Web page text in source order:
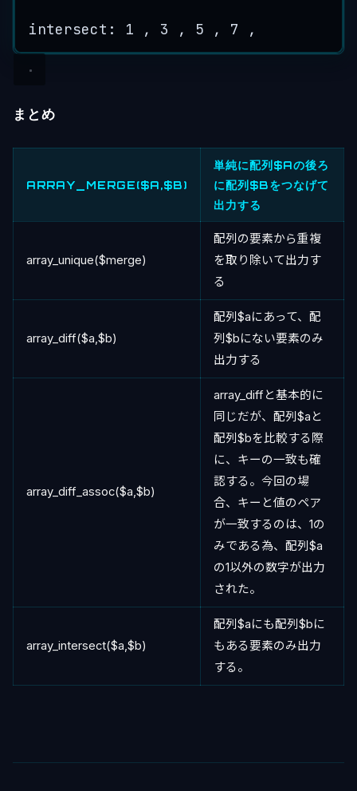
intersect: 1 , 3 , 5 , 7 ,
まとめ
ARRAY_MERGE($A,$B)
単純に配列$Aの後ろ
に配列$Bをつなげて
出力する
array_unique($merge)
配列の要素から重複
を取り除いて出力す
る
array_diff($a,$b)
配列$aにあって、配
列$bにない要素のみ
出力する
array_diff_assoc($a,$b)
array_diffと基本的に
同じだが、配列$aと
配列$bを比較する際
に、キーの一致も確
認する。今回の場
合、キーと値のペア
が一致するのは、1の
みである為、配列$a
の1以外の数字が出力
された。
array_intersect($a,$b)
配列$aにも配列$bに
もある要素のみ出力
する。